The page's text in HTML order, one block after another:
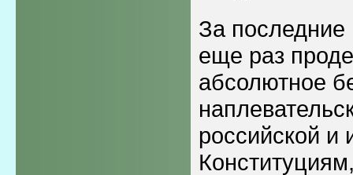
За
еще раз
абсолютное
российской и